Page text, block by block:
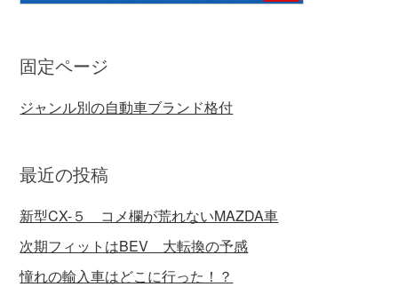
固定ページ
ジャンル別の自動車ブランド格付
最近の投稿
新型CX-５ コメ欄が荒れないMAZDA車
次期フィットはBEV 大転換の予感
憧れの輸入車はどこに行った！？